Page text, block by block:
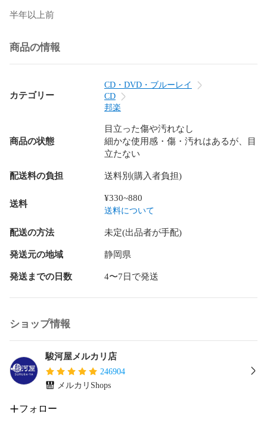
半年以上前
商品の情報
カテゴリー
CD・DVD・ブルーレイ
CD
邦楽
商品の状態
目立った傷や汚れなし
細かな使用感・傷・汚れはあるが、目
立たない
配送料の負担 送料別(購入者負担)
送料
¥330~880
送料について
配送の方法 未定(出品者が手配)
発送元の地域 静岡県
発送までの日数 4〜7日で発送
ショップ情報
駿河屋メルカリ店
246904
メルカリShops
フォロー